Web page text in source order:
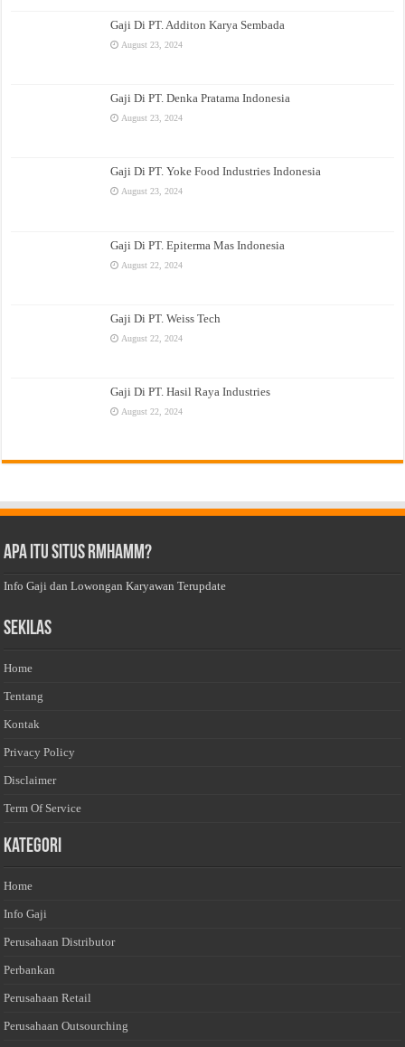
Gaji Di PT. Additon Karya Sembada
August 23, 2024
Gaji Di PT. Denka Pratama Indonesia
August 23, 2024
Gaji Di PT. Yoke Food Industries Indonesia
August 23, 2024
Gaji Di PT. Epiterma Mas Indonesia
August 22, 2024
Gaji Di PT. Weiss Tech
August 22, 2024
Gaji Di PT. Hasil Raya Industries
August 22, 2024
Apa Itu Situs Rmhamm?
Info Gaji dan Lowongan Karyawan Terupdate
Sekilas
Home
Tentang
Kontak
Privacy Policy
Disclaimer
Term Of Service
Kategori
Home
Info Gaji
Perusahaan Distributor
Perbankan
Perusahaan Retail
Perusahaan Outsourching